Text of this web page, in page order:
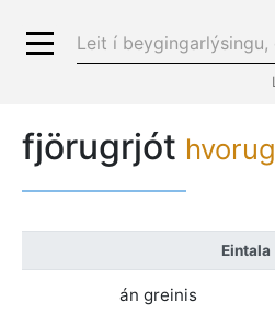
fjörugrjót
Eintala
án greinis